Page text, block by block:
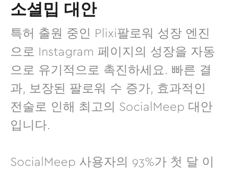
소셜밉 대안
특허 출원 중인 Plixi팔로워 성장 엔진
으로 Instagram 페이지의 성장을 자동
으로 유기적으로 촉진하세요. 빠른 결
과, 보장된 팔로워 수 증가, 효과적인
전술로 인해 최고의 SocialMeep 대안
입니다.
SocialMeep 사용자의 93%가 첫 달 이